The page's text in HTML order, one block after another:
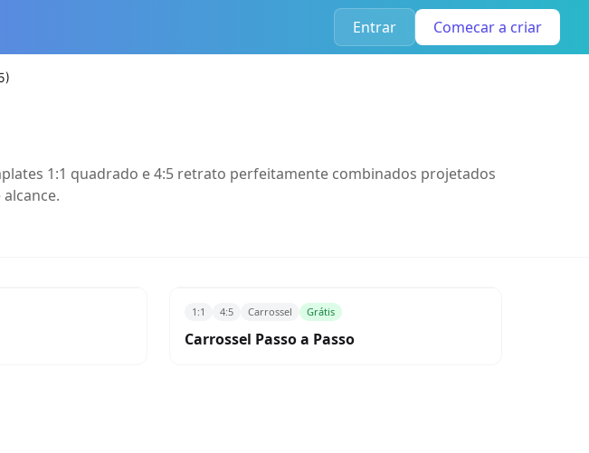
Entrar Comecar a criar
1:1 quadrado e 4:5 retrato perfeitamente combinados projetados
1:1 4:5 Carrossel Grátis
Carrossel Passo a Passo